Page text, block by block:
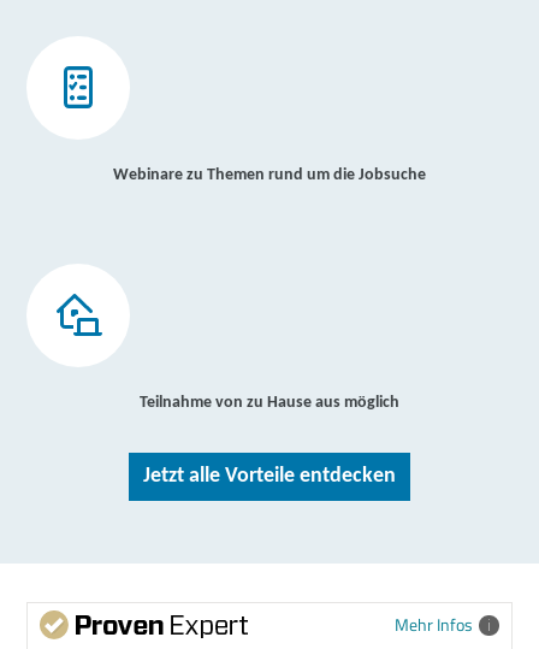
Webinare zu Themen rund um die Jobsuche
Teilnahme von zu Hause aus möglich
Jetzt alle Vorteile entdecken
Mehr Infos